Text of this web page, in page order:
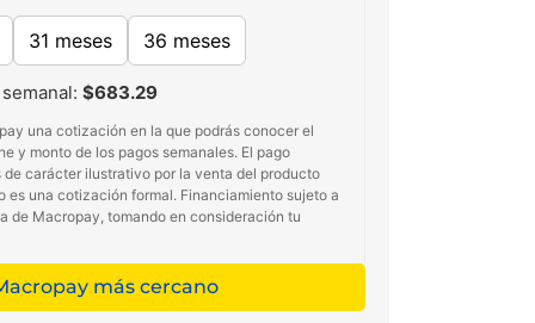
31 meses 36 meses
$683.29
una cotización en la que podrás conocer el
y monto de los pagos semanales. El pago
de carácter ilustrativo por la venta del producto
es una cotización formal. Financiamiento sujeto a
de Macropay, tomando en consideración tu
más cercano